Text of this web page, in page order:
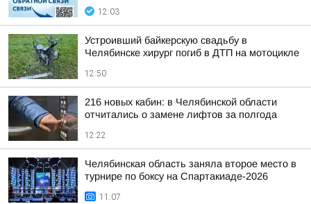
12:03
Устроивший байкерскую свадьбу в
Челябинске хирург погиб в ДТП на мотоцикле
12:50
216 новых кабин: в Челябинской области
отчитались о замене лифтов за полгода
12:22
Челябинская область заняла второе место в
турнире по боксу на Спартакиаде-2026
11:07